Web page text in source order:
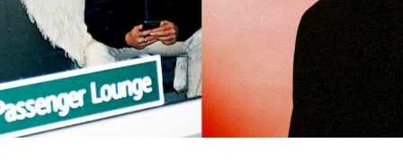
AB ❤ you
Zaalhuur